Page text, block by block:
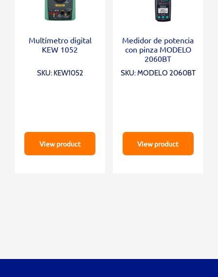
Multímetro digital
KEW 1052
SKU: KEW1052
View product
Medidor de potencia
con pinza MODELO
2060BT
SKU: MODELO 2060BT
View product